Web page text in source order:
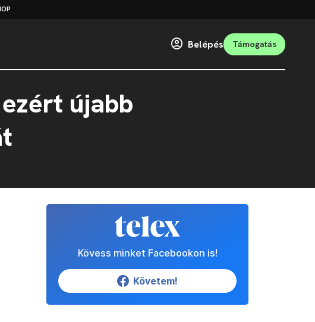
Belépés Támogatás
újabb
Kövess minket Facebookon is!
Követem!